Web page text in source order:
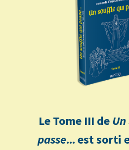
Le Tome III de
passe... est sorti